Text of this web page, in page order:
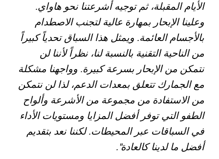
الأيام المقبلة، ثم توجيه أشرعتنا نحو هاواي.
وعلينا الإبحار بمهارة عالية لتجنب الاصطدام
بالأجسام العائمة. ويمثل هذا السباق تحدياً كبيراً
من الناحية التقنية بالنسبة لنا، نظراً لأننا لن
نتمكن من الإبحار بسرعة كبيرة. وواجهنا مشكلة
مع الجمارك تتعلق بمعدات الدعم، لذا لن نتمكن
من الاستفادة من مجموعة من الأشرعة وألواح
الطفو التي توفر أفضل المزايا ومستويات الأداء
في السباقات عبر المحيطات. لكننا نعد بتقديم
أفضل ما لدينا كالعادة".